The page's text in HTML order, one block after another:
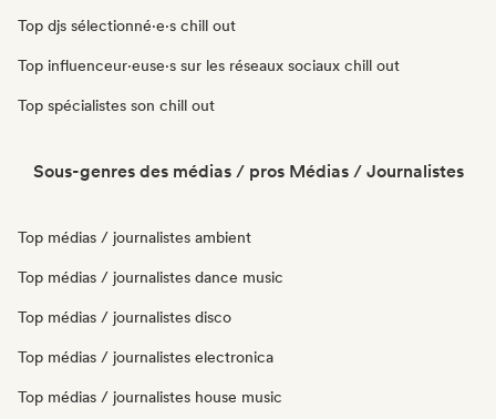
Top djs sélectionné·e·s chill out
Top influenceur·euse·s sur les réseaux sociaux chill out
Top spécialistes son chill out
Sous-genres des médias / pros Médias / Journalistes
Top médias / journalistes ambient
Top médias / journalistes dance music
Top médias / journalistes disco
Top médias / journalistes electronica
Top médias / journalistes house music